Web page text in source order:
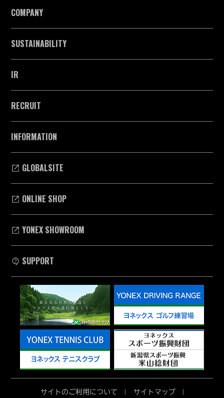
COMPANY
SUSTAINABILITY
IR
RECRUIT
INFORMATION
GLOBALSITE
ONLINE SHOP
YONEX SHOWROOM
SUPPORT
サイトのご利用について サイトマップ